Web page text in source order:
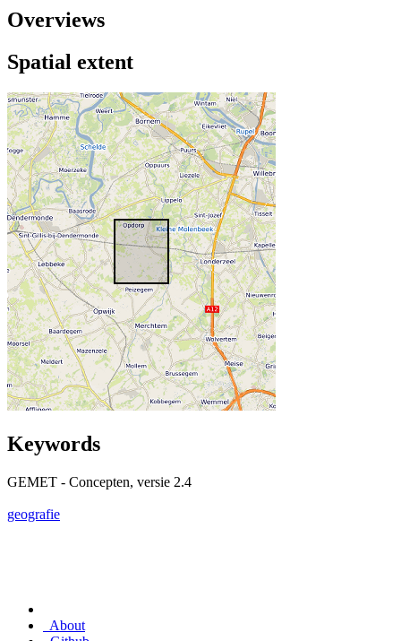
Overviews
Spatial extent
Keywords
GEMET - Concepten, versie 2.4
geografie
About